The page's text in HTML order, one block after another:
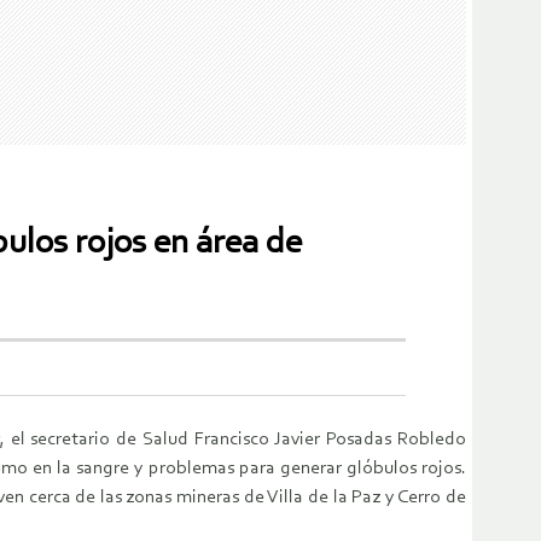
rojos en área de
secretario de Salud Francisco Javier Posadas Robledo
en la sangre y problemas para generar glóbulos rojos.
cerca de las zonas mineras de Villa de la Paz y Cerro de